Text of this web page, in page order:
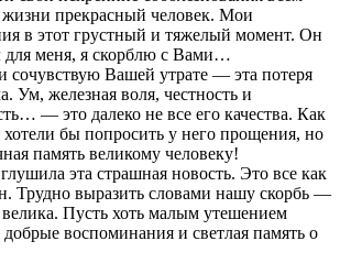
прекрасный человек. Мои
в этот грустный и тяжелый момент. Он
для меня, я скорблю с Вами…
сочувствую Вашей утрате — эта потеря
Ум, железная воля, честность и
— это далеко не все его качества. Как
бы попросить у него прощения, но
память великому человеку!
эта страшная новость. Это все как
Трудно выразить словами нашу скорбь —
Пусть хоть малым утешением
добрые воспоминания и светлая память о